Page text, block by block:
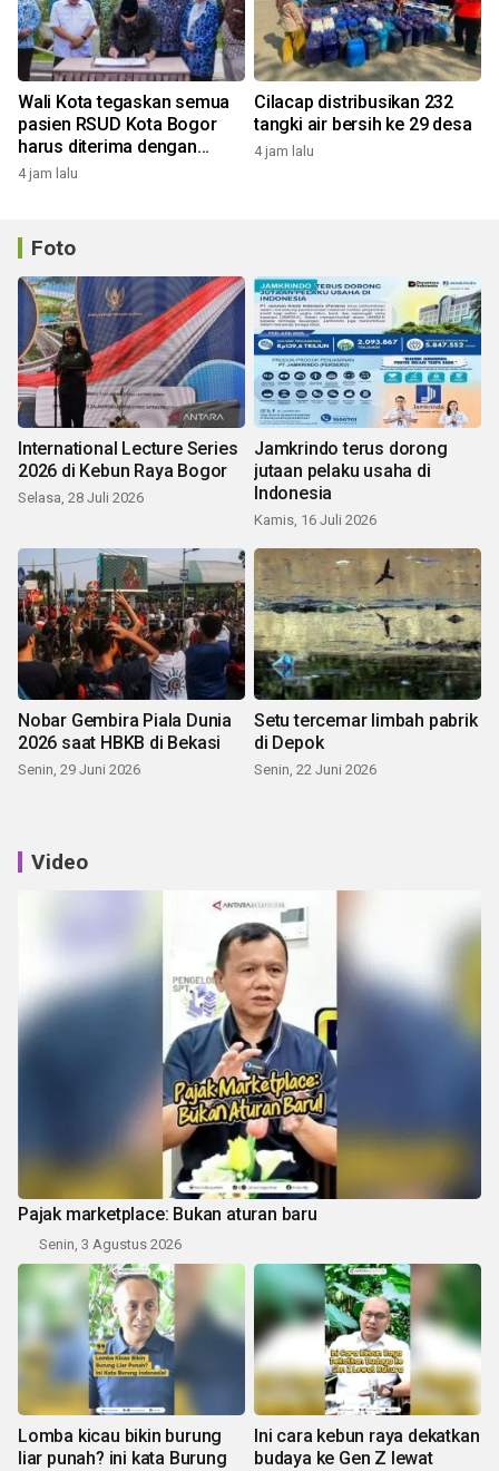
Wali Kota tegaskan semua
pasien RSUD Kota Bogor
harus diterima dengan
profesional
4 jam lalu
Cilacap distribusikan 232
tangki air bersih ke 29 desa
4 jam lalu
Foto
International Lecture Series
2026 di Kebun Raya Bogor
Selasa, 28 Juli 2026
Jamkrindo terus dorong
jutaan pelaku usaha di
Indonesia
Kamis, 16 Juli 2026
Nobar Gembira Piala Dunia
2026 saat HBKB di Bekasi
Senin, 29 Juni 2026
Setu tercemar limbah pabrik
di Depok
Senin, 22 Juni 2026
Video
Pajak marketplace: Bukan aturan baru
Senin, 3 Agustus 2026
Lomba kicau bikin burung
liar punah? ini kata Burung
Ini cara kebun raya dekatkan
budaya ke Gen Z lewat